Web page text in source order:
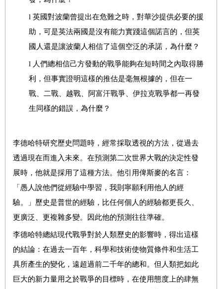
l 英國對波蘭曾提出在危難之時，對華沙提供必要的援
助，可是英法兩國是沒有能力實踐這個諾言的，但英
國人還是讓波蘭人相信了這個空泛的承諾，為什麼？
l 人們總相信己方發動的戰爭能夠在短時間之內取得勝
利，但事實證明這樣的推估是毫無根據的，但在一
戰、二戰、越戰、阿富汗戰爭、伊拉克戰爭都一再發
生同樣的錯誤，為什麼？
李德哈特研究歷史問題時，經常採取透視的方法，從過去
透過現在而進入未來。在預測第二次世界大戰的決定性發
展時，他就是採用了這種方法。他引用俾斯麥的名言：
「愚人說他們從經驗中學習，我則寧願利用他人的經
驗。」歷史是普世的經驗，比任何個人的經驗都更長久、
更廣泛、更複雜多變。
因此他的預測往往準確。
李德哈特總結現代戰爭對於人類歷史的影響時，得出這樣
的結論：在過去一百年，科學和技術使物質條件和生活工
具所產生的變化，遠超過前二千年的總和。但人類把如此
巨大的新力量用之於戰爭的目標時，在使用態度上的肆無